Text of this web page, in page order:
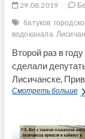
29.08.2019
батуков
водоканала
Второй раз в
сделали
Лисичанске,
Смотреть больше
в